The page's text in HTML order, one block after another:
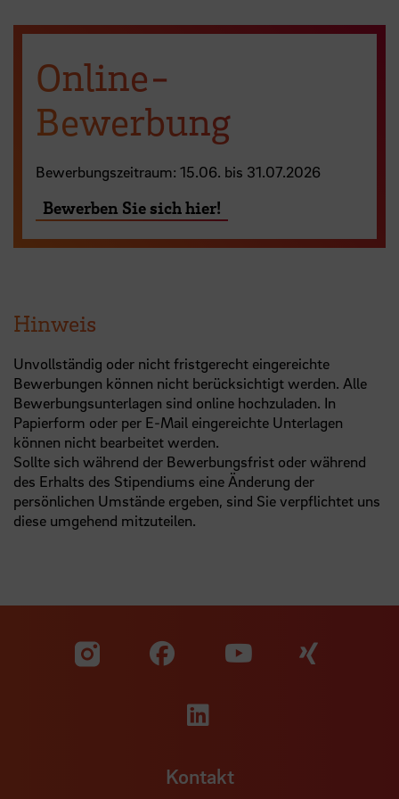
Online-
Bewerbung
Bewerbungszeitraum: 15.06. bis 31.07.2026
Bewerben Sie sich hier!
Hinweis
Unvollständig oder nicht fristgerecht eingereichte
Bewerbungen können nicht berücksichtigt werden. Alle
Bewerbungsunterlagen sind online hochzuladen. In
Papierform oder per E-Mail eingereichte Unterlagen
können nicht bearbeitet werden.
Sollte sich während der Bewerbungsfrist oder während
des Erhalts des Stipendiums eine Änderung der
persönlichen Umstände ergeben, sind Sie verpflichtet uns
diese umgehend mitzuteilen.
Zu unserer Facebook
Zu
Zu unserer
Kontakt